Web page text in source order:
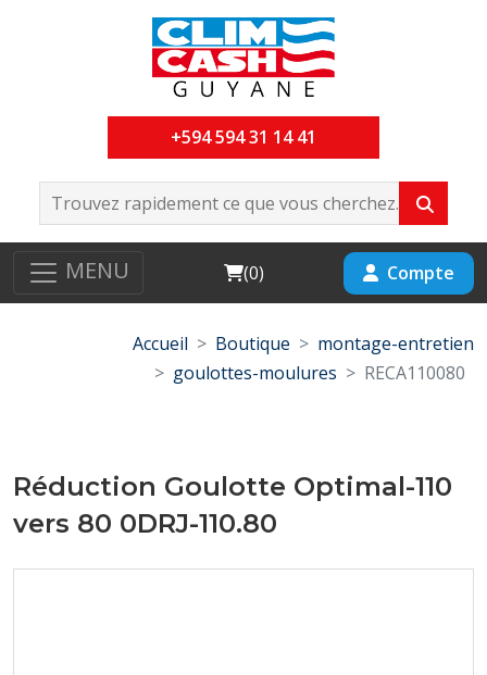
+594 594 31 14 41
MENU Cart
(0) Compte
Accueil Boutique
montage-entretien
goulottes-moulures
RECA110080
Réduction Goulotte Optimal-110
vers 80 0DRJ-110.80